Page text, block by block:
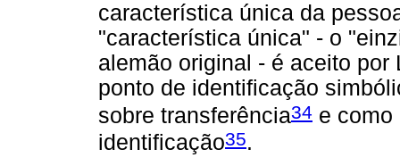
característica única da
"característica única" - o
alemão original - é aceito
ponto de identificação
sobre transferência34 e como
identificação35.